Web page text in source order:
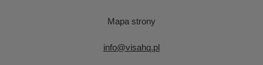
Mapa strony
info@visahq.pl